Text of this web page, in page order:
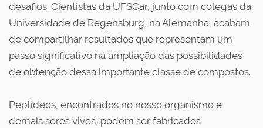
desafios. Cientistas da UFSCar, junto com colegas da
Universidade de Regensburg, na Alemanha, acabam
de compartilhar resultados que representam um
passo significativo na ampliação das possibilidades
de obtenção dessa importante classe de compostos.
Peptídeos, encontrados no nosso organismo e
demais seres vivos, podem ser fabricados